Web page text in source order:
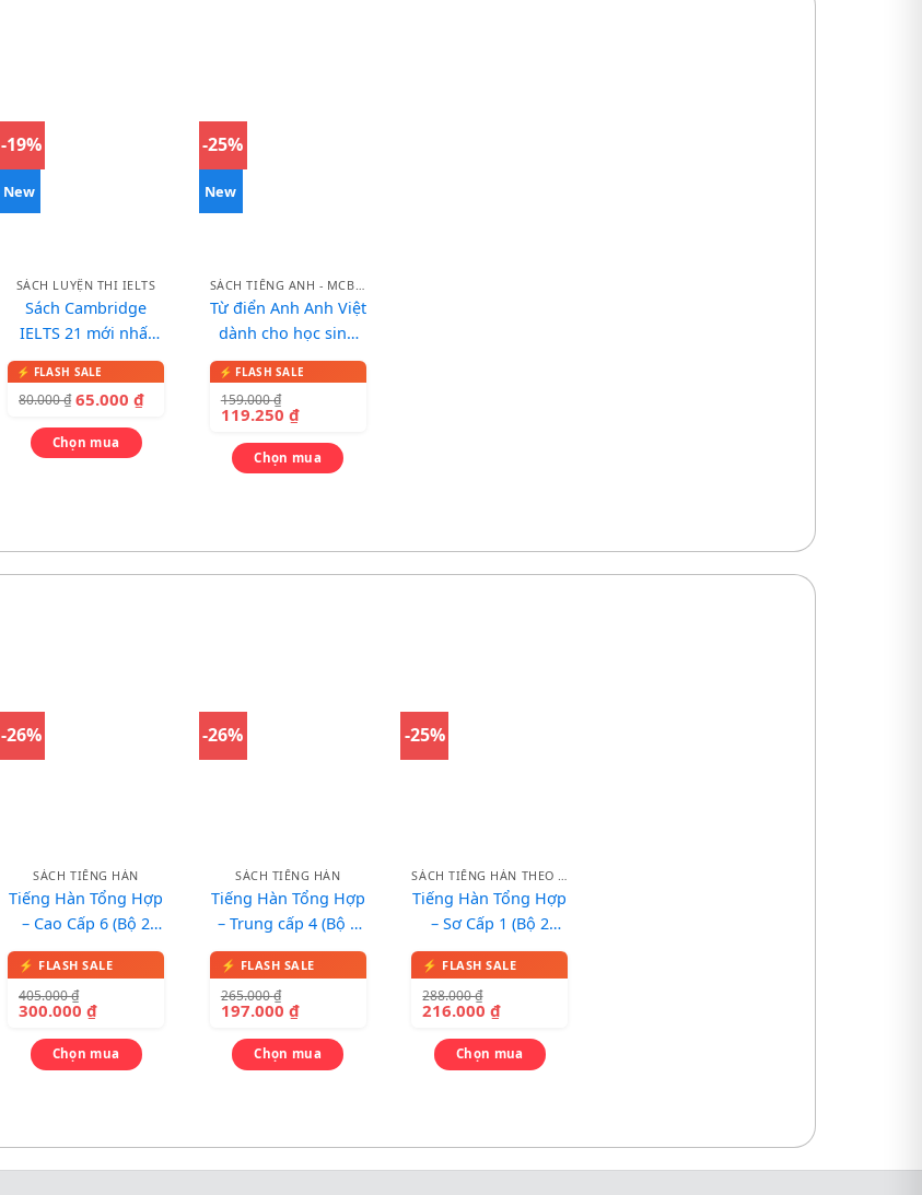
-19%
New
SÁCH LUYỆN THI IELTS
Sách Cambridge
IELTS 21 mới nhất
2026
80.000₫ 65.000₫
Chọn mua
-25%
New
Từ điển Anh Anh Việt
dành cho học sinh
(bìa xanh đỏ)
159.000₫
119.250 ₫
Chọn mua
-26%
SÁCH TIẾNG HÀN
Tiếng Hàn Tổng Hợp
– Cao Cấp 6 (Bộ 2
cuốn Lý thuyết + Bài
tập) – In màu
405.000₫
300.000₫
Chọn mua
-26%
SÁCH TIẾNG HÀN
Tiếng Hàn Tổng Hợp
– Trung cấp 4 (Bộ 2
cuốn Lý thuyết + Bài
tập)
265.000₫
197.000 ₫
Chọn mua
-25%
SÁCH TIẾNG HÀN THEO BỘ
Tiếng Hàn Tổng Hợp
– Sơ Cấp 1 (Bộ 2
cuốn Lý thuyết + Bài
tập)
288.000₫
216.000₫
Chọn mua